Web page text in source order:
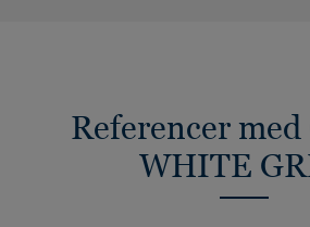
Referencer
WHITE